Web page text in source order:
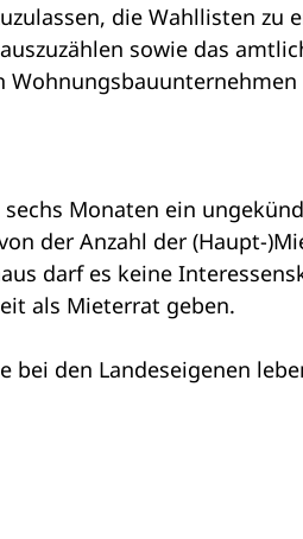
die Wahllisten zu
sowie das
Monaten ein
der Anzahl der (Haupt-
darf es keine
als Mieterrat geben.
den Landeseigenen